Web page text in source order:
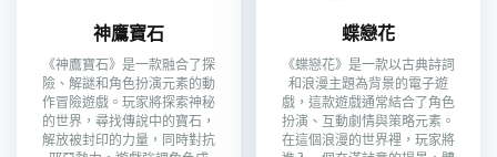
神鷹寶石
《神鷹寶石》是一款融合了探
險、解謎和角色扮演元素的動
作冒險遊戲。玩家將探索神秘
的世界，尋找傳說中的寶石，
解放被封印的力量，同時對抗
蝶戀花
《蝶戀花》是一款以古典詩詞
和浪漫主題為背景的電子遊
戲，這款遊戲通常結合了角色
扮演、互動劇情與策略元素。
在這個浪漫的世界裡，玩家將